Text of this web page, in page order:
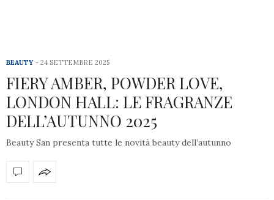
BEAUTY 24 SETTEMBRE 2025
FIERY AMBER, POWDER LOVE,
LONDON HALL: LE FRAGRANZE
DELL’AUTUNNO 2025
Beauty San presenta tutte le novità beauty dell’autunno